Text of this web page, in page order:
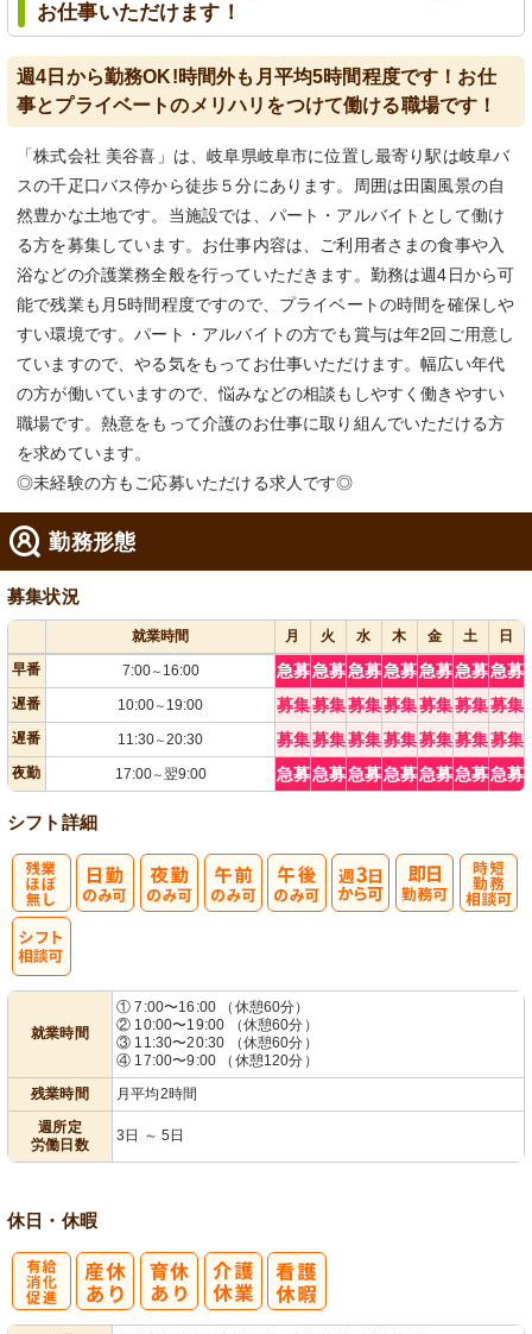
お仕事いただけます！
週4日から勤務OK!時間外も月平均5時間程度です！お仕
事とプライベートのメリハリをつけて働ける職場です！
「株式会社 美谷喜」は、岐阜県岐阜市に位置し最寄り駅は岐阜バ
スの千疋口バス停から徒歩５分にあります。周囲は田園風景の自
然豊かな土地です。当施設では、パート・アルバイトとして働け
る方を募集しています。お仕事内容は、ご利用者さまの食事や入
浴などの介護業務全般を行っていただきます。勤務は週4日から可
能で残業も月5時間程度ですので、プライベートの時間を確保しや
すい環境です。パート・アルバイトの方でも賞与は年2回ご用意し
ていますので、やる気をもってお仕事いただけます。幅広い年代
の方が働いていますので、悩みなどの相談もしやすく働きやすい
職場です。熱意をもって介護のお仕事に取り組んでいただける方
を求めています。
◎未経験の方もご応募いただける求人です◎
勤務形態
募集状況
就業時間 月 火 水 木 金 土
日
早番
7:00～ 16:00 急募急募急募急募急募急募急募
遅番 10:00～ 19:00 募集募集募集募集募集募集募集
遅番 11:30～20:30 募集募集募集募集募集募集募集
夜勤 17:00～翌9:00 急募急募急募急募急募急募急募
シフト詳細
就業時間
① 7:00〜16:00 （休憩60分）
② 10:00〜19:00 （休憩60分）
③ 11:30〜20:30 （休憩60分）
④ 17:00〜9:00 （休憩120分）
残業時間
月平均2時間
週所定
労働日数
3日 ～ 5日
休日・休暇